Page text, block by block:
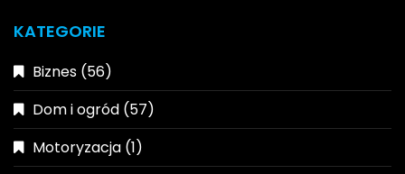
KATEGORIE
Biznes (56)
Dom i ogród (57)
Motoryzacja (1)